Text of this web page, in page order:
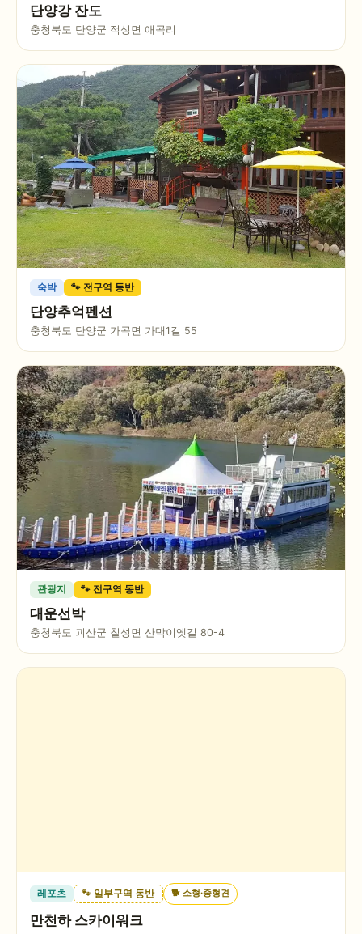
단양강 잔도
충청북도 단양군 적성면 애곡리
숙박 🐾 전구역 동반
단양추억펜션
충청북도 단양군 가곡면 가대1길 55
관광지 🐾 전구역 동반
대운선박
충청북도 괴산군 칠성면 산막이옛길 80-4
레포츠 🐾 일부구역 동반 🐕 소형·중형견
만천하 스카이워크